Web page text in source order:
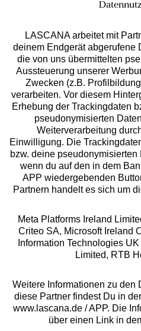
Auszeichnungen
Geprüfte Sicherheit
Gratis Versand ab50 €
LASCANA arbeitet mit
deinem Endgerät abgerufene
die von uns übermittelten
Aussteuerung unserer
Zwecken (z.B.
verarbeiten. Vor diesem
Erhebung der Trackingdaten
pseudonymisierten
Weiterverarbeitung
Einwilligung. Die
bzw. deine
wenn du auf den in dem
APP wiedergebenden
Partnern handelt es sich um
Meta Platforms Ireland
Criteo SA, Microsoft Ireland
Information Technologies
Limited, RTB
Weitere Informationen zu den
diese Partner findest Du in
www.lascana.de / APP. Die
über einen Link in